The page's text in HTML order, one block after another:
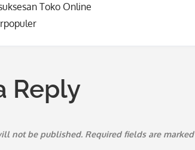
Toko Online
Reply
not be published. Required fields are marked